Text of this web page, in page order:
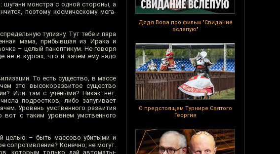
Дядя Вова про фильм "Свидание
вслепую"
О предстоящем Турнире Святого
Георгия
монстра с одной стороны, а
поэтому космическому мега-
тупизну. Тут тебе и пара
мама, прибывшая из Ирака и
– целый паноптикум. Не говоря
не в курсах, что и зачем ему надо
То есть существо, в массе
это высокоразвитое существо
Или там с учёными? Никак нет.
подростков, либо запугивает
Уровень умственного развития
вот с таким уровнем умственного
целью – быть массово убитыми и
сопротивление? Конечно, не могут.
которым только дай автоматы-